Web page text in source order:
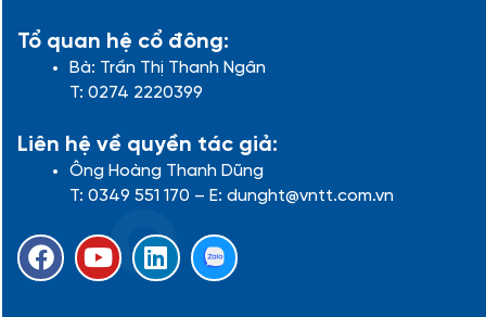
Tổ quan hệ cổ đông:
Bà: Trần Thị Thanh Ngân
T: 0274 2220399
Liên hệ về quyền tác giả:
Ông Hoàng Thanh Dũng
T: 0349 551 170 – E: dunght@vntt.com.vn
F
a
Y
o
L
i